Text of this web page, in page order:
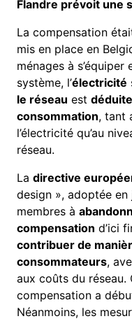
Flandre prévoit une
La compensation
mis en place en
ménages à
système, l’électricité
le réseau est
consommation, tant
l’électricité qu’au
réseau.
Ladirective
design », adoptée
membres à
compensation d’ici
contribuer de
consommateurs,
aux coûts du
compensation a
Néanmoins, les